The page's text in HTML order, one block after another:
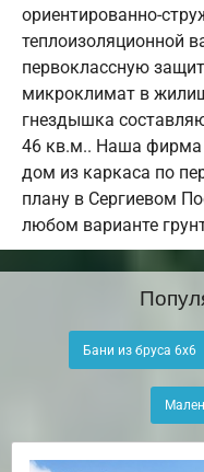
ориентированно-
теплоизоляционной
первоклассную
микроклимат в
гнездышка
46 кв.м.. Наша фирма
дом из каркаса по
плану в Сергиевом
любом варианте
Бани из бруса 6х6